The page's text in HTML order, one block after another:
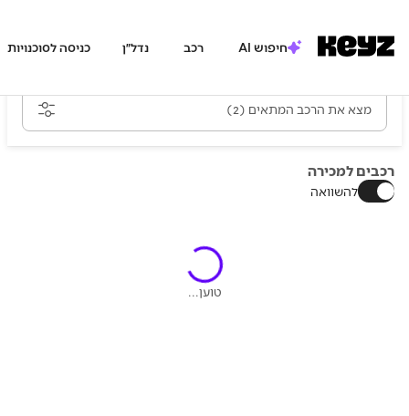
חיפוש AI רכב נדל״ן כניסה לסוכנויות
מצא את הרכב המתאים (2)
רכבים למכירה
להשוואה
טוען...